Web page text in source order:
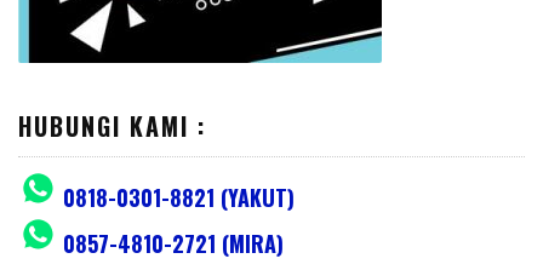
HUBUNGI KAMI :
0818-0301-8821 (YAKUT)
0857-4810-2721 (MIRA)